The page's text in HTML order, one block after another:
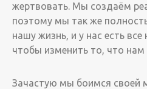
жертвовать. Мы создаём
поэтому мы так же
нашу жизнь, и у нас есть
чтобы изменить то, что нам
Зачастую мы боимся своей